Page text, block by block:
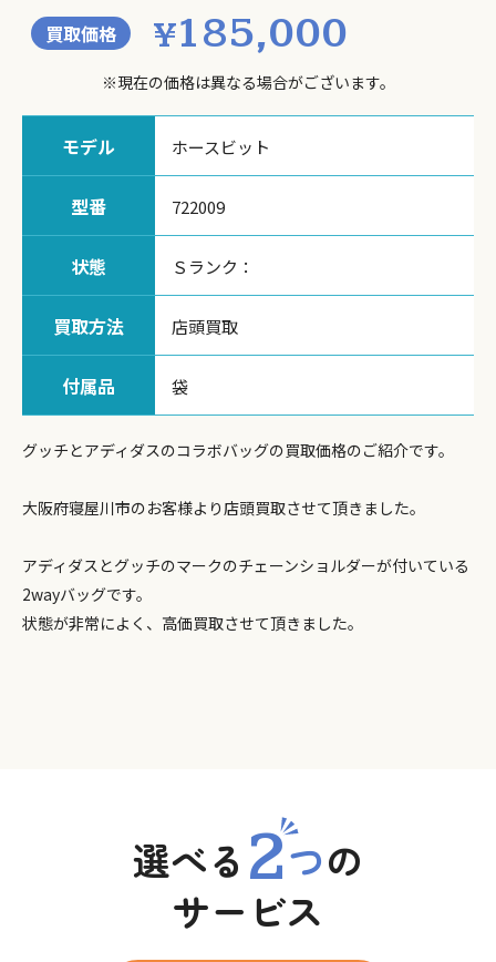
買取価格 ¥185,000
※現在の価格は異なる場合がございます。
モデル ホースビット
型番 722009
状態 Ｓランク：
買取方法 店頭買取
付属品 袋
グッチとアディダスのコラボバッグの買取価格のご紹介です。
大阪府寝屋川市のお客様より店頭買取させて頂きました。
アディダスとグッチのマークのチェーンショルダーが付いている
2wayバッグです。
状態が非常によく、高価買取させて頂きました。
選べる 2つの
サービス